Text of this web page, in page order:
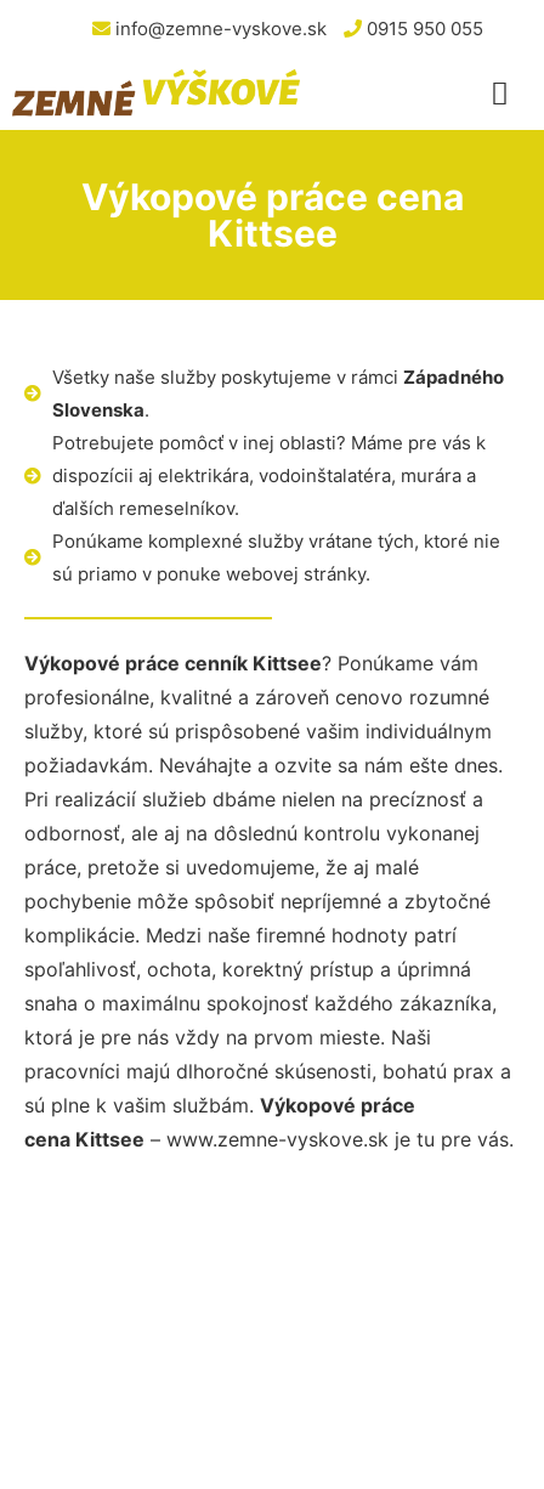
info@zemne-vyskove.sk 0915 950 055
Výkopové práce cena
Kittsee
Všetky naše služby poskytujeme v rámci Západného
Slovenska.
Potrebujete pomôcť v inej oblasti? Máme pre vás k
dispozícii aj elektrikára, vodoinštalatéra, murára a
ďalších remeselníkov.
Ponúkame komplexné služby vrátane tých, ktoré nie
sú priamo v ponuke webovej stránky.
Výkopové práce cenník Kittsee? Ponúkame vám
profesionálne, kvalitné a zároveň cenovo rozumné
služby, ktoré sú prispôsobené vašim individuálnym
požiadavkám. Neváhajte a ozvite sa nám ešte dnes.
Pri realizácií služieb dbáme nielen na precíznosť a
odbornosť, ale aj na dôslednú kontrolu vykonanej
práce, pretože si uvedomujeme, že aj malé
pochybenie môže spôsobiť nepríjemné a zbytočné
komplikácie. Medzi naše firemné hodnoty patrí
spoľahlivosť, ochota, korektný prístup a úprimná
snaha o maximálnu spokojnosť každého zákazníka,
ktorá je pre nás vždy na prvom mieste. Naši
pracovníci majú dlhoročné skúsenosti, bohatú prax a
sú plne k vašim službám. Výkopové práce
cena Kittsee – www.zemne-vyskove.sk je tu pre vás.